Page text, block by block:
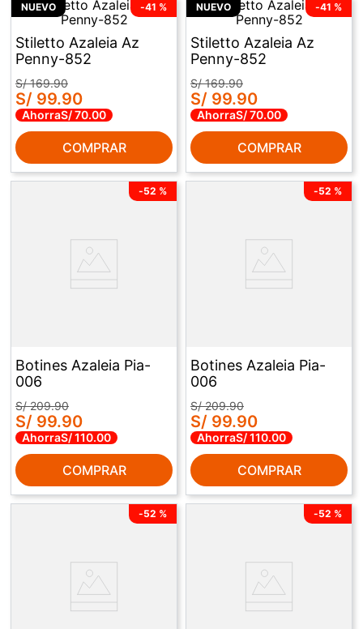
NUEVO -41 %
Stiletto Azaleia Az
Penny-852
S/ 169.90
S/ 99.90
AhorraS/70.00
COMPRAR
NUEVO -41 %
Stiletto Azaleia Az
Penny-852
S/ 169.90
S/ 99.90
AhorraS/70.00
COMPRAR
-52 %
Botines Azaleia Pia-
006
S/ 209.90
S/ 99.90
AhorraS/110.00
COMPRAR
-52 %
Botines Azaleia Pia-
006
S/ 209.90
S/ 99.90
AhorraS/110.00
COMPRAR
-52 % -52 %